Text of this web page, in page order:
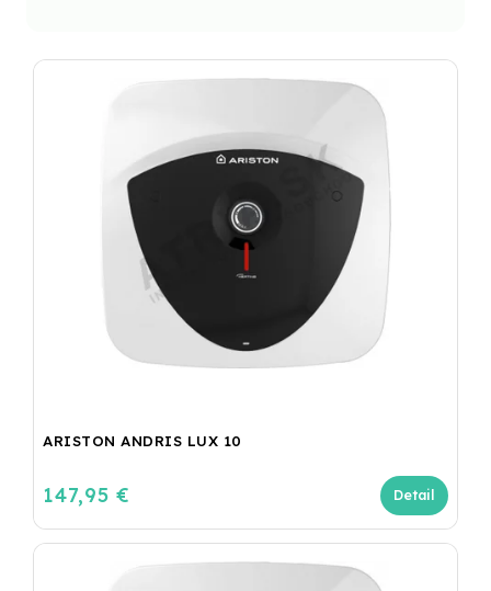
ARISTON ANDRIS LUX 10
147,95 € Detail